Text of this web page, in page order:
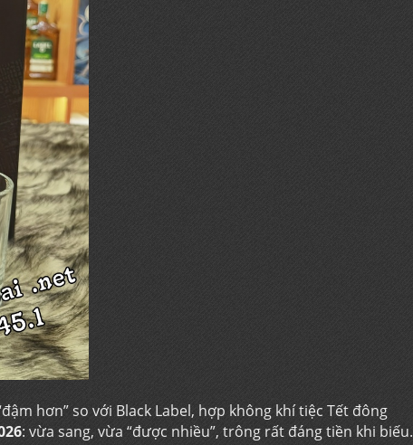
hơn” so với Black Label, hợp không khí tiệc Tết đông
: vừa sang, vừa “được nhiều”, trông rất đáng tiền khi biếu.